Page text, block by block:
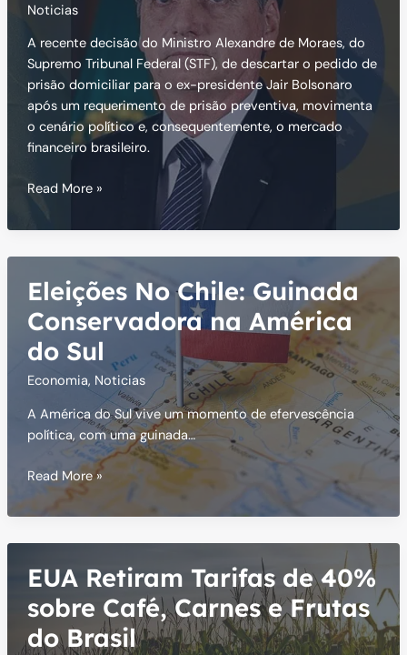
Noticias
A recente decisão do Ministro Alexandre de Moraes, do
Supremo Tribunal Federal (STF), de descartar o pedido de
prisão domiciliar para o ex-presidente Jair Bolsonaro
após um requerimento de prisão preventiva, movimenta
o cenário político e, consequentemente, o mercado
financeiro brasileiro.
Bolsonaro
Qual
Decisão
Moraes?
Read More »
Eleições No Chile: Guinada
Conservadora na América
do Sul
Economia, Noticias
A América do Sul vive um momento de efervescência
política, com uma guinada…
Eleições
Chile:
na
América
do
Sul
Read More »
EUA Retiram Tarifas de 40%
sobre Café, Carnes e Frutas
do Brasil